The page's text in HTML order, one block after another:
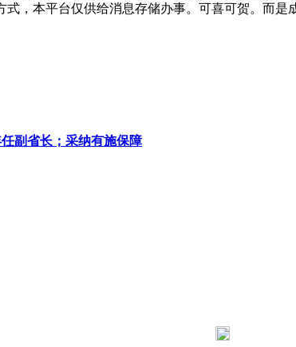
，本平台仅供给消息存储办事。可喜可贺。而是
副省长；采纳有施保障